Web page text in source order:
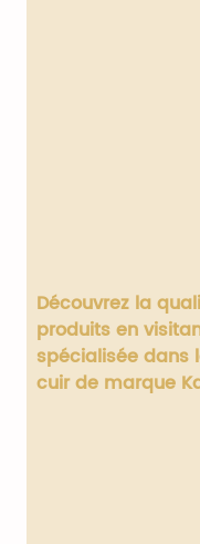
Découvrez la
produits en
spécialisée dans
cuir de marque